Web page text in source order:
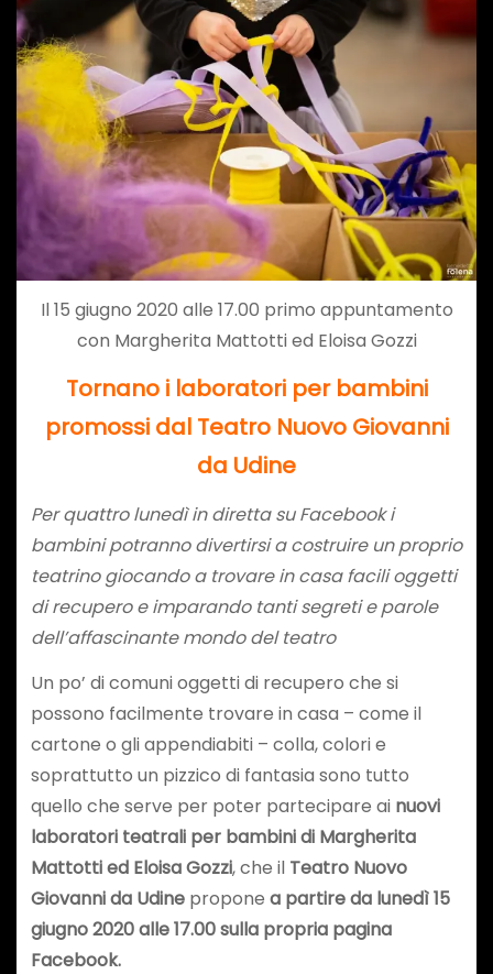
Il 15 giugno 2020 alle 17.00 primo appuntamento
con Margherita Mattotti ed Eloisa Gozzi
Tornano i laboratori per bambini
promossi dal Teatro Nuovo Giovanni
da Udine
Per quattro lunedì in diretta su Facebook i
bambini potranno divertirsi a costruire un proprio
teatrino giocando a trovare in casa facili oggetti
di recupero e imparando tanti segreti e parole
dell’affascinante mondo del teatro
Un po’ di comuni oggetti di recupero che si
possono facilmente trovare in casa – come il
cartone o gli appendiabiti – colla, colori e
soprattutto un pizzico di fantasia sono tutto
quello che serve per poter partecipare ai nuovi
laboratori teatrali per bambini di Margherita
Mattotti ed Eloisa Gozzi, che il Teatro Nuovo
Giovanni da Udinepropone a partire da lunedì 15
giugno 2020 alle 17.00 sulla propria pagina
Facebook.